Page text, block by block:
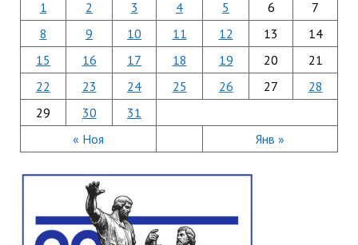
« Ноя Янв »
1 2 3 4 5 6
7
8
9 10 11 12 13
14
15
16 17 18 19 20
21
22
23 24 25 26 27
28
29
30 31